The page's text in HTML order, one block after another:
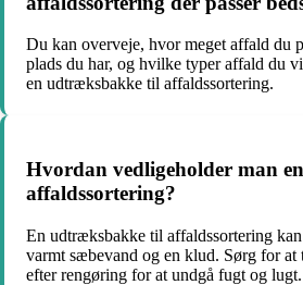
Du kan overveje, hvor meget affald du
plads du har, og hvilke typer affald du
en udtræksbakke til affaldssortering.
Hvordan vedligeholder man
affaldssortering?
En udtræksbakke til affaldssortering kan
varmt sæbevand og en klud. Sørg for at
efter rengøring for at undgå fugt og lugt.